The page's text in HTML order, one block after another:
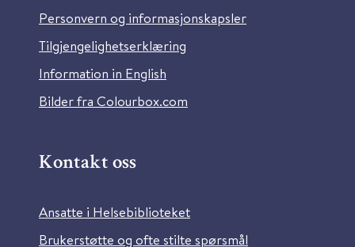
Personvern og informasjonskapsler
Tilgjengelighetserklæring
Information in English
Bilder fra Colourbox.com
Kontakt oss
Ansatte i Helsebiblioteket
Brukerstøtte og ofte stilte spørsmål